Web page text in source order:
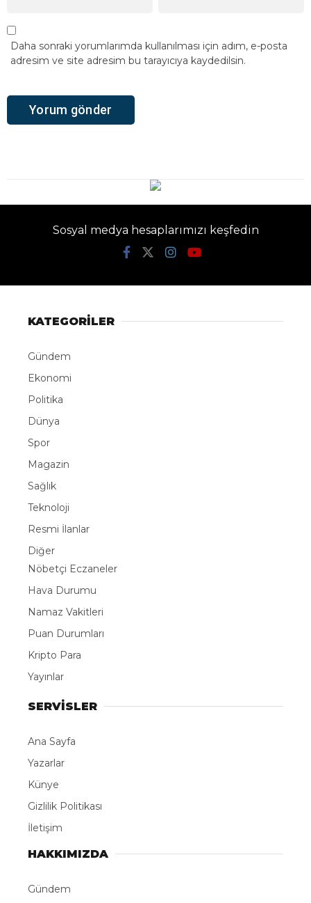
Daha sonraki yorumlarımda kullanılması için adım, e-posta
adresim ve site adresim bu tarayıcıya kaydedilsin.
Sosyal medya hesaplarımızı keşfedin
KATEGORİLER
Gündem
Ekonomi
Politika
Dünya
Spor
Magazin
Sağlık
Teknoloji
Resmi İlanlar
Diğer
Nöbetçi Eczaneler
Hava Durumu
Namaz Vakitleri
Puan Durumları
Kripto Para
Yayınlar
SERVİSLER
Ana Sayfa
Yazarlar
Künye
Gizlilik Politikası
İletişim
HAKKIMIZDA
Gündem